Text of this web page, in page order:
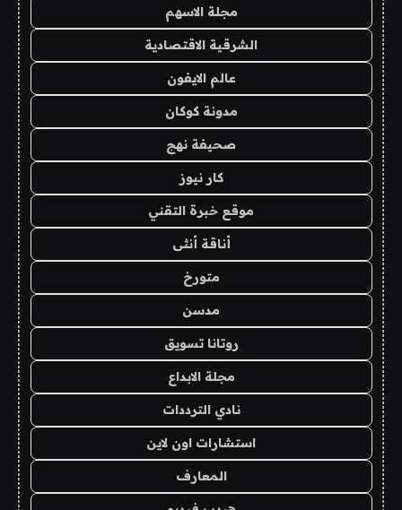
مجلة الاسهم
الشرقية الاقتصادية
عالم الايفون
مدونة كوكان
صحيفة نهج
كار نيوز
موقع خبرة التقني
أناقة أنثى
متورخ
مدسن
روتانا تسويق
مجلة الابداع
نادي الترددات
استشارات اون لاين
المعارف